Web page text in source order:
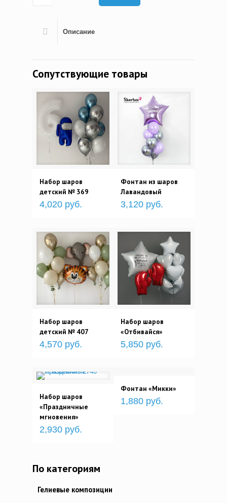
Описание
Сопутствующие товары
Набор шаров
детский № 369
4,020 руб.
Фонтан из шаров
Лавандовый
3,120 руб.
Набор шаров
детский № 407
4,570 руб.
Набор шаров
«Отбивайся»
5,850 руб.
Набор шаров
«Праздничные
мгновения»
2,930 руб.
Фонтан «Микки»
1,880 руб.
По категориям
Гелиевые композиции